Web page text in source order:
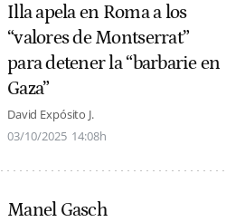
Illa apela en Roma a los
“valores de Montserrat”
para detener la “barbarie en
Gaza”
David Expósito J.
03/10/2025 14:08h
Manel Gasch